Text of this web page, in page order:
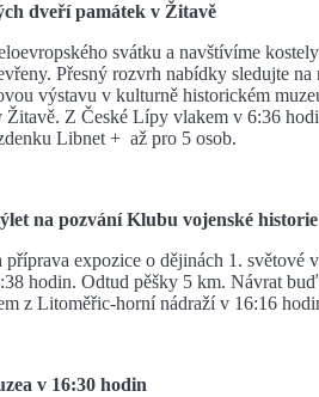
dveří památek v Žitavě
svátku a navštívíme
Přesný rozvrh nabídky sledujte
výstavu v kulturně historickém
Z České Lípy vlakem v 6:36
Libnet + až pro 5 osob.
na pozvání Klubu vojenské historie
expozice o dějinách 1. světové
hodin. Odtud pěšky 5 km. Návrat
z Litoměřic-horní nádraží v 16:16
v 16:30 hodin